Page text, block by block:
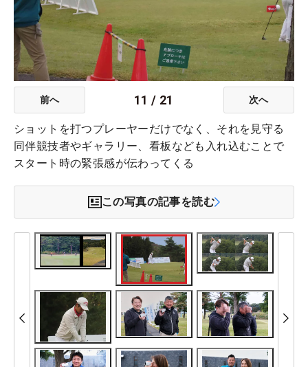
前へ 11 / 21 次へ
ショットを打つプレーヤーだけでなく、それを見守る
同伴競技者やギャラリー、看板なども入れ込むことで
スタート時の緊張感が伝わってくる
この写真の記事を読む